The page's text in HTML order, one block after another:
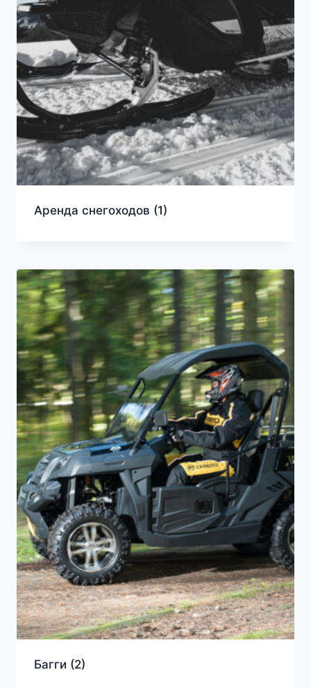
Аренда снегоходов (1)
Багги (2)